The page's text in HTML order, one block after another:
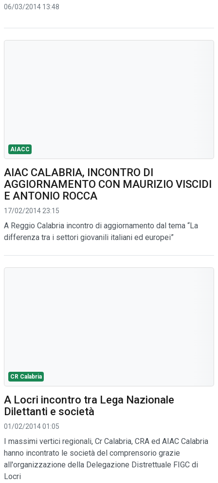
06/03/2014 13:48
AIACC
AIAC CALABRIA, INCONTRO DI
AGGIORNAMENTO CON MAURIZIO VISCIDI
E ANTONIO ROCCA
17/02/2014 23:15
A Reggio Calabria incontro di aggiornamento dal tema “La
differenza tra i settori giovanili italiani ed europei”
CR Calabria
A Locri incontro tra Lega Nazionale
Dilettanti e società
01/02/2014 01:05
I massimi vertici regionali, Cr Calabria, CRA ed AIAC Calabria
hanno incontrato le società del comprensorio grazie
all'organizzazione della Delegazione Distrettuale FIGC di
Locri